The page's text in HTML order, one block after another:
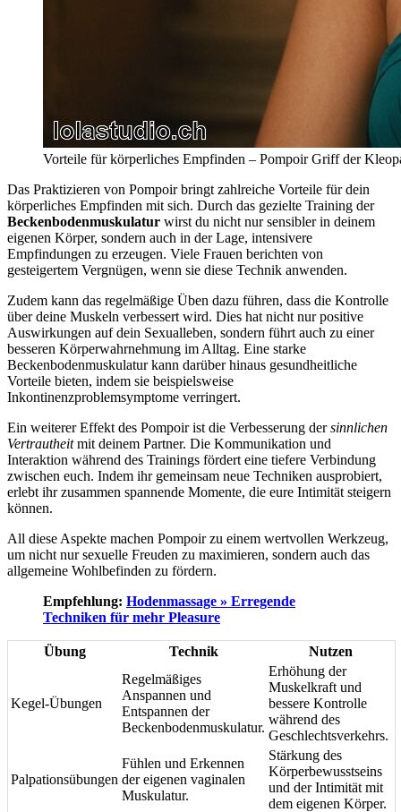
Vorteile für körperliches Empfinden – Pompoir Griff der
Das Praktizieren von Pompoir bringt zahlreiche Vorteile für dein
körperliches Empfinden mit sich. Durch das gezielte Training der
Beckenbodenmuskulatur wirst du nicht nur sensibler in deinem
eigenen Körper, sondern auch in der Lage, intensivere
Empfindungen zu erzeugen. Viele Frauen berichten von
gesteigertem Vergnügen, wenn sie diese Technik anwenden.
Zudem kann das regelmäßige Üben dazu führen, dass die Kontrolle
über deine Muskeln verbessert wird. Dies hat nicht nur positive
Auswirkungen auf dein Sexualleben, sondern führt auch zu einer
besseren Körperwahrnehmung im Alltag. Eine starke
Beckenbodenmuskulatur kann darüber hinaus gesundheitliche
Vorteile bieten, indem sie beispielsweise
Inkontinenzproblemsymptome verringert.
Ein weiterer Effekt des Pompoir ist die Verbesserung dersinnlichen
Vertrautheitmit deinem Partner. Die Kommunikation und
Interaktion während des Trainings fördert eine tiefere Verbindung
zwischen euch. Indem ihr gemeinsam neue Techniken ausprobiert,
erlebt ihr zusammen spannende Momente, die eure Intimität steigern
können.
All diese Aspekte machen Pompoir zu einem wertvollen Werkzeug,
um nicht nur sexuelle Freuden zu maximieren, sondern auch das
allgemeine Wohlbefinden zu fördern.
Empfehlung: Hodenmassage » Erregende
Techniken für mehr Pleasure
Übung Technik Nutzen
Kegel-Übungen
Regelmäßiges
Anspannen und
Entspannen der
Beckenbodenmuskulatur.
Erhöhung der
Muskelkraft und
bessere Kontrolle
während des
Geschlechtsverkehrs.
Palpationsübungen
Fühlen und Erkennen
der eigenen vaginalen
Muskulatur.
Stärkung des
Körperbewusstseins
und der Intimität mit
dem eigenen Körper.